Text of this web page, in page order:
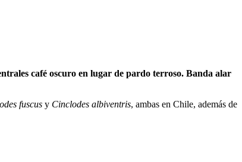
café oscuro en lugar de pardo terroso. Banda alar
fuscus y Cinclodes albiventris, ambas en Chile, además de